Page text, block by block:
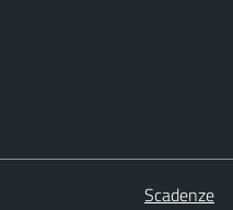
Scadenze